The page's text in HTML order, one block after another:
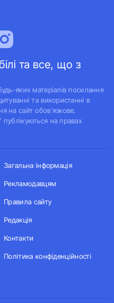
та все, що з
яких матеріалів посилання
та використанні в
на сайт обов'язкове.
публікуються на правах
Загальна інформація
Рекламодавцям
Правила сайту
Редакція
Контакти
Політика конфіденційності